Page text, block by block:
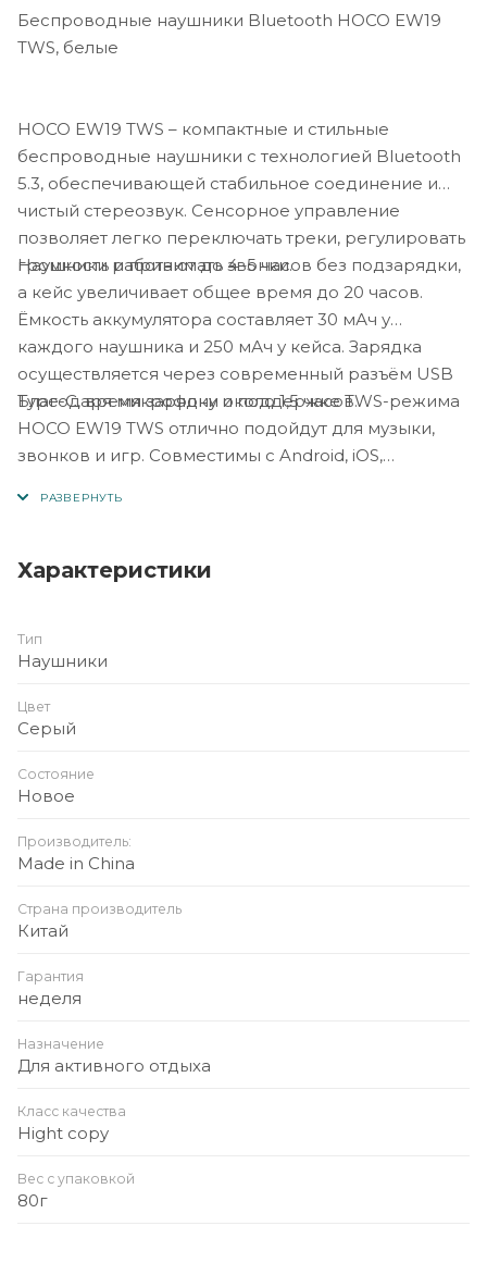
Беспроводные наушники Bluetooth HOCO EW19
TWS, белые
HOCO EW19 TWS – компактные и стильные
беспроводные наушники с технологией Bluetooth
5.3, обеспечивающей стабильное соединение и
чистый стереозвук. Сенсорное управление
позволяет легко переключать треки, регулировать
громкость и принимать звонки.
Наушники работают до 4–5 часов без подзарядки,
а кейс увеличивает общее время до 20 часов.
Ёмкость аккумулятора составляет 30 мАч у
каждого наушника и 250 мАч у кейса. Зарядка
осуществляется через современный разъём USB
Type-C, время зарядки около 1,5 часов.
Благодаря микрофону и поддержке TWS-режима
HOCO EW19 TWS отлично подойдут для музыки,
звонков и игр. Совместимы с Android, iOS,
Характеристики
Тип
Наушники
Цвет
Серый
Состояние
Новое
Производитель:
Made in China
Страна производитель
Китай
Гарантия
неделя
Назначение
Для активного отдыха
Класс качества
Hight copy
Вес с упаковкой
80г